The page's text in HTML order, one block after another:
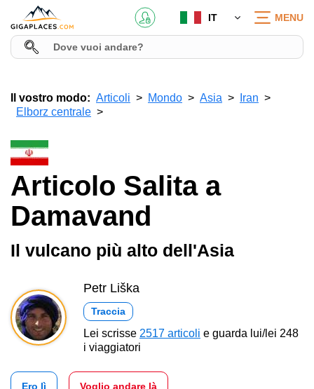
IT MENU
Il vostro modo: Articoli Mondo Asia
Iran
Elborz centrale
Articolo Salita a
Damavand
Il vulcano più alto dell'Asia
Petr Liška
Traccia
Lei scrisse 2517 articoli e guarda lui/lei 248
i viaggiatori
Ero lì Voglio andare là